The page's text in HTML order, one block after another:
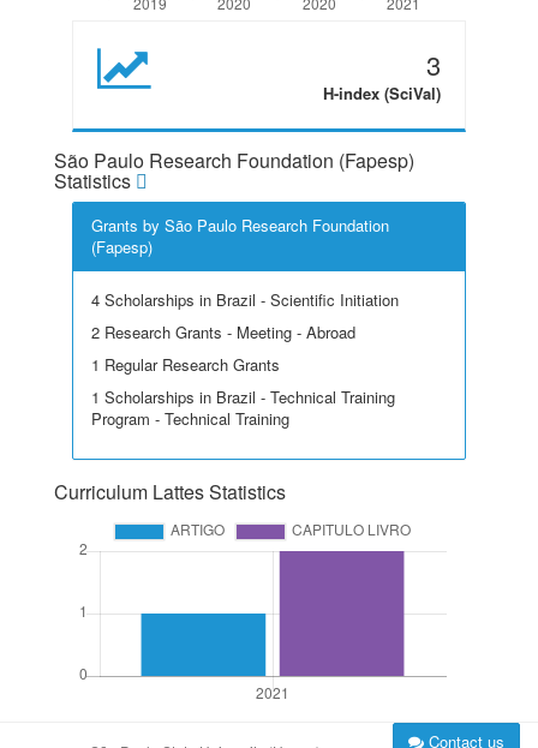
3
H-index (SciVal)
São Paulo Research Foundation (Fapesp)
Statistics
Grants by São Paulo Research Foundation
(Fapesp)
4 Scholarships in Brazil - Scientific Initiation
2 Research Grants - Meeting - Abroad
1 Regular Research Grants
1 Scholarships in Brazil - Technical Training
Program - Technical Training
Curriculum Lattes Statistics
Contact us